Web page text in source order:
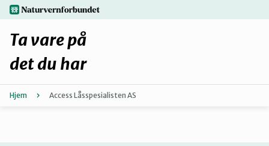
Hopp
til
hovedinnhold
naturvernforbundet.no
Ta vare på
det du har
Hjem Access Låsspesialisten AS